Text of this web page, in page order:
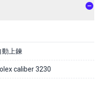
動上鍊
caliber 3230